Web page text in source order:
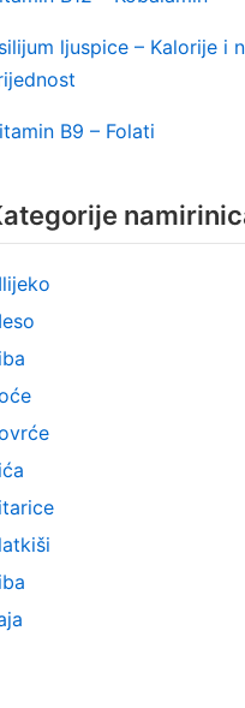
ljuspice – Kalorije i
B9 – Folati